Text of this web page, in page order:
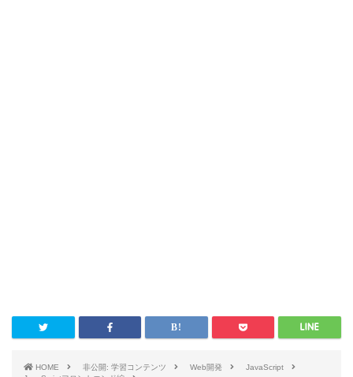
HOME 非公開: 学習コンテンツ Web開発
JavaScript